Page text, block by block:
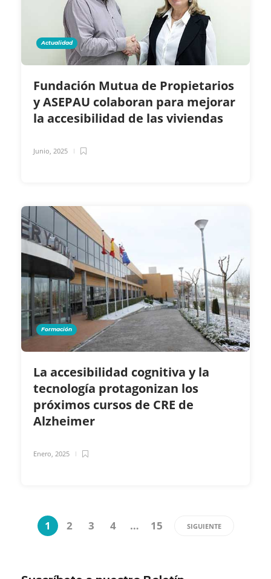
Actualidad
Fundación Mutua de Propietarios
y ASEPAU colaboran para mejorar
la accesibilidad de las viviendas
Junio, 2025
Formación
La accesibilidad cognitiva y la
tecnología protagonizan los
próximos cursos de CRE de
Alzheimer
Enero, 2025
1 2 3 4 … 15 SIGUIENTE